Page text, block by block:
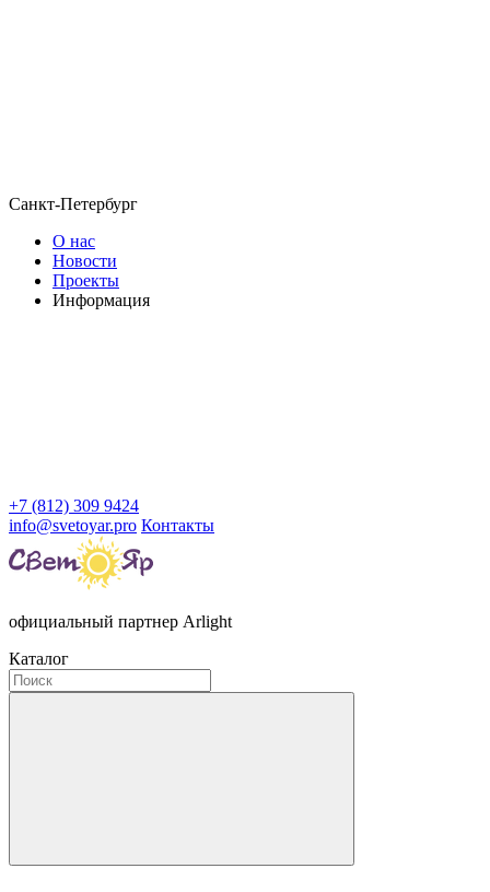
Санкт-Петербург
О нас
Новости
Проекты
Информация
+7 (812) 309 9424
info@svetoyar.pro Контакты
официальный партнер Arlight
Каталог